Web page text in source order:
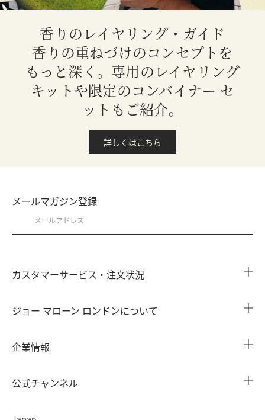
香りのレイヤリング・ガイド
香りの重ねづけのコンセプトを
もっと深く。専用のレイヤリング
キットや限定のコンバイナー セ
ットもご紹介。
詳しくはこちら
メールマガジン登録
カスタマーサービス・注文状況
会員情報
注文履歴
ジョー マローン ロンドンについて
カウンターサービス予約
企業情報
公式チャンネル